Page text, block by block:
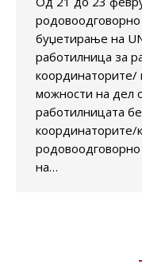
буџетирање на
работилница за
координаторите/
можности на дел
работилницата
координаторите/
на…